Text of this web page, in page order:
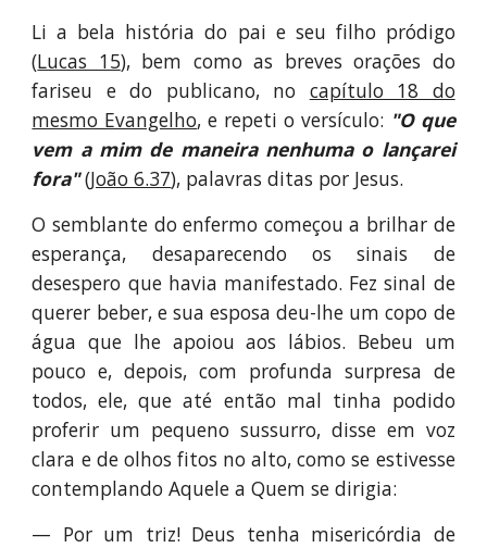
Li a bela história do pai e seu filho pródigo
(Lucas 15), bem como as breves orações do
fariseu e do publicano, no capítulo 18 do
mesmo Evangelho, e repeti o versículo: "O que
vem a mim de maneira nenhuma o lançarei
fora"(João 6.37), palavras ditas por Jesus.
O semblante do enfermo começou a brilhar de
esperança, desaparecendo os sinais de
desespero que havia manifestado. Fez sinal de
querer beber, e sua esposa deu-lhe um copo de
água que lhe apoiou aos lábios. Bebeu um
pouco e, depois, com profunda surpresa de
todos, ele, que até então mal tinha podido
proferir um pequeno sussurro, disse em voz
clara e de olhos fitos no alto, como se estivesse
contemplando Aquele a Quem se dirigia:
— Por um triz! Deus tenha misericórdia de